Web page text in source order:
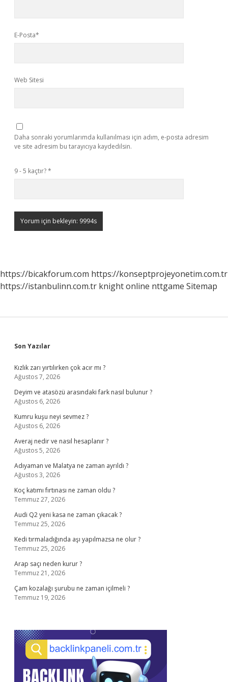
E-Posta*
Web Sitesi
Daha sonraki yorumlarımda kullanılması için adım, e-posta adresim
ve site adresim bu tarayıcıya kaydedilsin.
9 - 5 kaçtır?*
https://bicakforum.com https://konseptprojeyonetim.com.tr
https://istanbulinn.com.tr knight online nttgame Sitemap
Sidebar
Son Yazılar
Kızlık zarı yırtılırken çok acır mı ?
Ağustos 7, 2026
Deyim ve atasözü arasındaki fark nasıl bulunur ?
Ağustos 6, 2026
Kumru kuşu neyi sevmez ?
Ağustos 6, 2026
Averaj nedir ve nasıl hesaplanır ?
Ağustos 5, 2026
Adıyaman ve Malatya ne zaman ayrıldı ?
Ağustos 3, 2026
Koç katımı fırtınası ne zaman oldu ?
Temmuz 27, 2026
Audi Q2 yeni kasa ne zaman çıkacak ?
Temmuz 25, 2026
Kedi tırmaladığında aşı yapılmazsa ne olur ?
Temmuz 25, 2026
Arap saçı neden kurur ?
Temmuz 21, 2026
Çam kozalağı şurubu ne zaman içilmeli ?
Temmuz 19, 2026